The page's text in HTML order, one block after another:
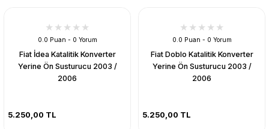
0.0 Puan - 0 Yorum
Fiat İdea Katalitik Konverter
Yerine Ön Susturucu 2003 /
2006
5.250,00 TL
0.0 Puan - 0 Yorum
Fiat Doblo Katalitik Konverter
Yerine Ön Susturucu 2003 /
2006
5.250,00 TL